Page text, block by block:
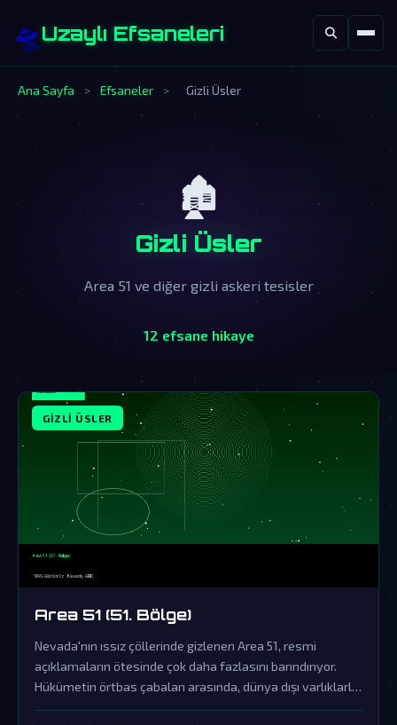
🛸Uzaylı Efsaneleri
Ana Sayfa > Efsaneler > Gizli Üsler
🏚️
Gizli Üsler
Area 51 ve diğer gizli askeri tesisler
12 efsane hikaye
GIZLI ÜSLER
Area 51 (51. Bölge)
Nevada'nın ıssız çöllerinde gizlenen Area 51, resmi
açıklamaların ötesinde çok daha fazlasını barındırıyor.
Hükümetin örtbas çabaları arasında, dünya dışı varlıklarla
ilgili sırlar saklanıyor olabilir.